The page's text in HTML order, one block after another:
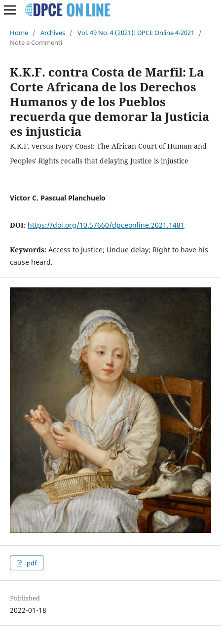
Home / Archives / Vol. 49 No. 4 (2021): DPCE Online 4-2021
/
Note e Commenti
K.K.F. contra Costa de Marfil: La
Corte Africana de los Derechos
Humanos y de los Pueblos
recuerda que demorar la Justicia
es injusticia
K.K.F. versus Ivory Coast: The African Court of Human and
Peoples' Rights recalls that delaying Justice is injustice
Victor C. Pascual Planchuelo
DOI: https://doi.org/10.57660/dpceonline.2021.1481
Keywords: Access to Justice; Undue delay; Right to have his
cause heard.
.pdf
Published
2022-01-18